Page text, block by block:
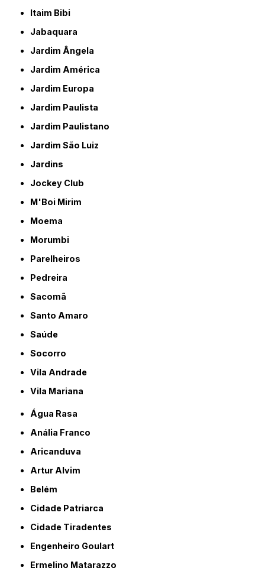
Itaim Bibi
Jabaquara
Jardim Ângela
Jardim América
Jardim Europa
Jardim Paulista
Jardim Paulistano
Jardim São Luiz
Jardins
Jockey Club
M'Boi Mirim
Moema
Morumbi
Parelheiros
Pedreira
Sacomã
Santo Amaro
Saúde
Socorro
Vila Andrade
Vila Mariana
Água Rasa
Anália Franco
Aricanduva
Artur Alvim
Belém
Cidade Patriarca
Cidade Tiradentes
Engenheiro Goulart
Ermelino Matarazzo